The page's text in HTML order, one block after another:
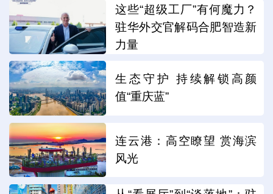
这些“超级工厂”有何魔力？
驻华外交官解码合肥智造新
力量
生态守护 持续解锁高颜
值“重庆蓝”
连云港：高空瞭望 赏海滨
风光